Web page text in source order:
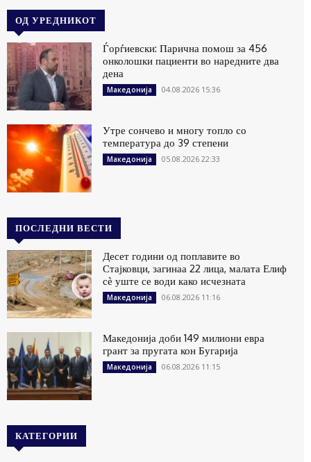
ОД УРЕДНИКОТ
Ѓорѓиевски: Парична помош за 456
онколошки пациенти во наредните два
дена
Македонија 04.08.2026 15:36
Утре сончево и многу топло со
температура до 39 степени
Македонија 05.08.2026 22:33
ПОСЛЕДНИ ВЕСТИ
Десет години од поплавите во
Стајковци, загинаа 22 лица, малата Елиф
сѐ уште се води како исчезната
Македонија 06.08.2026 11:16
Македонија доби 149 милиони евра
грант за пругата кон Бугарија
Македонија 06.08.2026 11:15
КАТЕГОРИИ